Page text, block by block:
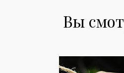
Вы